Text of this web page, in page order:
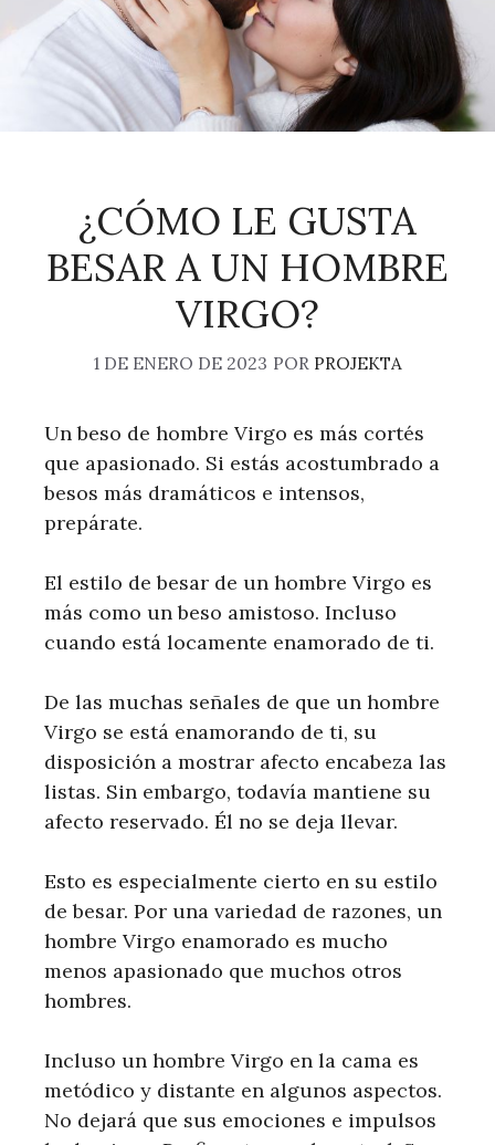
¿CÓMO LE GUSTA
BESAR A UN HOMBRE
VIRGO?
1 DE ENERO DE 2023 POR PROJEKTA
Un beso de hombre Virgo es más cortés
que apasionado. Si estás acostumbrado a
besos más dramáticos e intensos,
prepárate.
El estilo de besar de un hombre Virgo es
más como un beso amistoso. Incluso
cuando está locamente enamorado de ti.
De las muchas señales de que un hombre
Virgo se está enamorando de ti, su
disposición a mostrar afecto encabeza las
listas. Sin embargo, todavía mantiene su
afecto reservado. Él no se deja llevar.
Esto es especialmente cierto en su estilo
de besar. Por una variedad de razones, un
hombre Virgo enamorado es mucho
menos apasionado que muchos otros
hombres.
Incluso un hombre Virgo en la cama es
metódico y distante en algunos aspectos.
No dejará que sus emociones e impulsos